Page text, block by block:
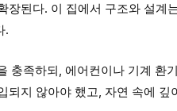
장된다. 이 집에서 구조와 설계
.
충족하되, 에어컨이나 기계 환
되지 않아야 했고, 자연 속에 깊